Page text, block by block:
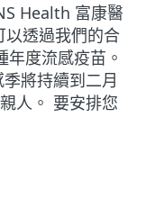
Health 富康醫
以透過我們的合
度流感疫苗。
將持續到二月
人。 要安排您